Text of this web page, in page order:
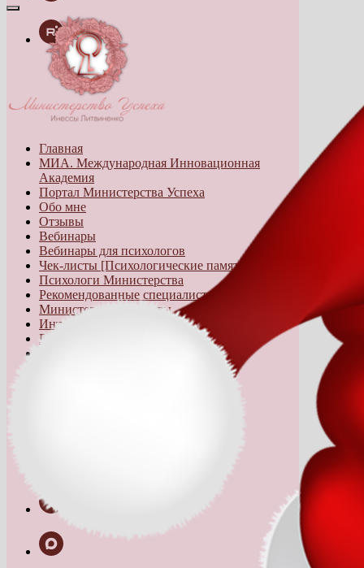
Главная
МИА. Международная Инновационная
Академия
Портал Министерства Успеха
Обо мне
Отзывы
Вебинары
Вебинары для психологов
Чек-листы [Психологические памятки]
Психологи Министерства
Рекомендованные специалисты
Министерство Красоты
Интим бутик "Министерство любви"
Бутик Министерства Успеха